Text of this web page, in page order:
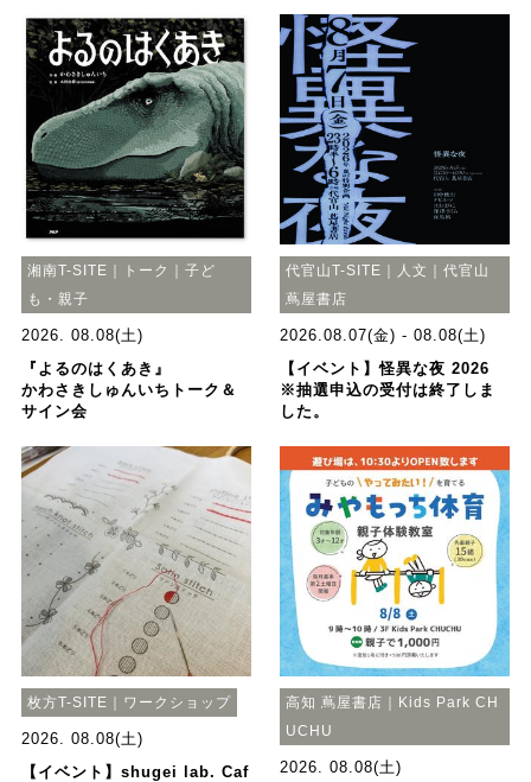
湘南T-SITE｜トーク｜子ど
も・親子
2026. 08.08(土)
『よるのはくあき』
かわさきしゅんいちトーク＆
サイン会
代官山T-SITE｜人文｜代官山
蔦屋書店
2026.08.07(金) - 08.08(土)
【イベント】怪異な夜 2026
※抽選申込の受付は終了しま
した。
枚方T-SITE｜ワークショップ
2026. 08.08(土)
【イベント】shugei lab. Caf
高知 蔦屋書店｜Kids Park CH
UCHU
2026. 08.08(土)